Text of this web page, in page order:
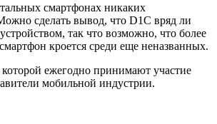
смартфонах никаких
сделать вывод, что D1C вряд ли
так что возможно, что более
кроется среди еще неназванных.
ежегодно принимают участие
мобильной индустрии.